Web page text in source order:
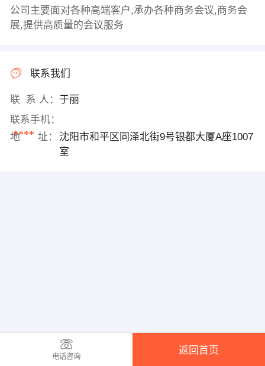
公司主要面对各种高端客户,承办各种商务会议,商务会
展,提供高质量的会议服务
联系我们
联 系 人： 于丽
联系手机：
****
地 址：
沈阳市和平区同泽北街9号银都大厦A座1007
室
电话咨询
返回首页